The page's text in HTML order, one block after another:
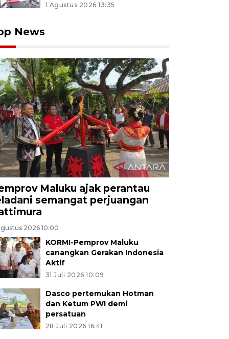
1 Agustus 2026 13:35
News
Maluku ajak perantau
semangat perjuangan
2026 10:00
KORMI-Pemprov Maluku
canangkan Gerakan Indonesia
Aktif
31 Juli 2026 10:09
Dasco pertemukan Hotman
dan Ketum PWI demi
persatuan
28 Juli 2026 16:41